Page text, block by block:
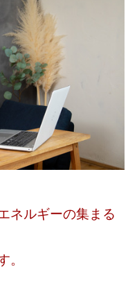
ネルギーの集まる
。